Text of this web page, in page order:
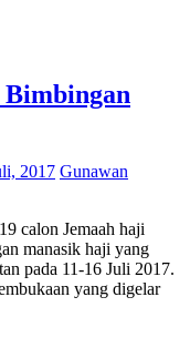
2017 Gunawan
calon Jemaah haji
manasik haji yang
pada 11-16 Juli 2017.
yang digelar